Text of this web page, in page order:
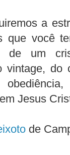
a
que você
de um
vintage, do
Jesus
de